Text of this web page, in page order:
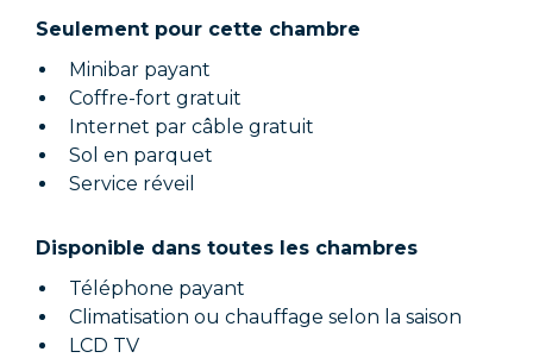
Seulement pour cette chambre
Minibar payant
Coffre-fort gratuit
Internet par câble gratuit
Sol en parquet
Service réveil
Disponible dans toutes les chambres
Téléphone payant
Climatisation ou chauffage selon la saison
LCD TV